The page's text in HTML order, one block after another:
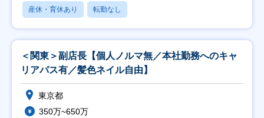
産休・育休あり 転勤なし
＜関東＞副店長【個人ノルマ無／本社勤務へのキャ
リアパス有／髪色ネイル自由】
東京都
350万~650万